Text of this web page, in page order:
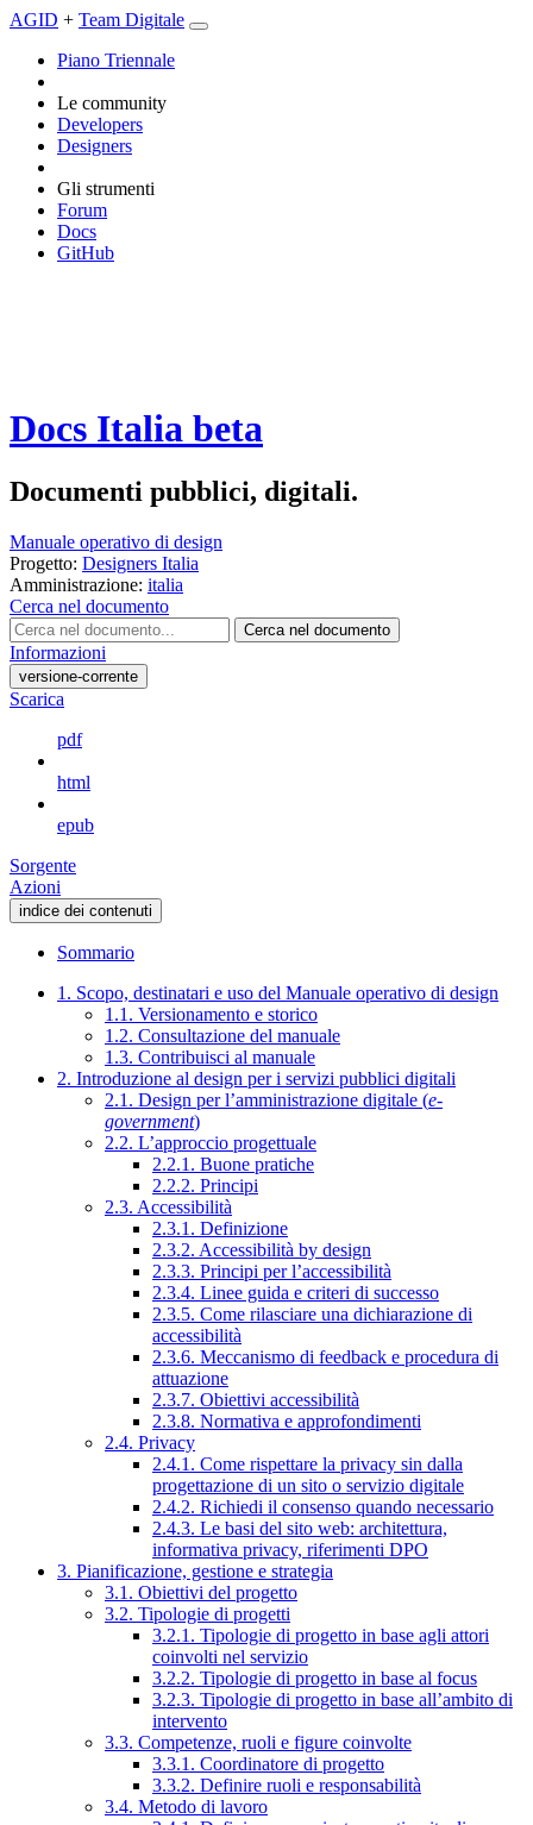
AGID + Team Digitale
Piano Triennale
Le community
Developers
Designers
Gli strumenti
Forum
Docs
GitHub
Docs Italia beta
Documenti pubblici, digitali.
Manuale operativo di design
Progetto: Designers Italia
Amministrazione: italia
Cerca nel documento
Cerca nel documento
Informazioni
versione-corrente
Scarica
pdf
html
epub
Sorgente
Azioni
indice dei contenuti
Sommario
1. Scopo, destinatari e uso del Manuale operativo di design
1.1. Versionamento e storico
1.2. Consultazione del manuale
1.3. Contribuisci al manuale
2. Introduzione al design per i servizi pubblici digitali
2.1. Design per l’amministrazione digitale (e-
government)
2.2. L’approccio progettuale
2.2.1. Buone pratiche
2.2.2. Principi
2.3. Accessibilità
2.3.1. Definizione
2.3.2. Accessibilità by design
2.3.3. Principi per l’accessibilità
2.3.4. Linee guida e criteri di successo
2.3.5. Come rilasciare una dichiarazione di
accessibilità
2.3.6. Meccanismo di feedback e procedura di
attuazione
2.3.7. Obiettivi accessibilità
2.3.8. Normativa e approfondimenti
2.4. Privacy
2.4.1. Come rispettare la privacy sin dalla
progettazione di un sito o servizio digitale
2.4.2. Richiedi il consenso quando necessario
2.4.3. Le basi del sito web: architettura,
informativa privacy, riferimenti DPO
3. Pianificazione, gestione e strategia
3.1. Obiettivi del progetto
3.2. Tipologie di progetti
3.2.1. Tipologie di progetto in base agli attori
coinvolti nel servizio
3.2.2. Tipologie di progetto in base al focus
3.2.3. Tipologie di progetto in base all’ambito di
intervento
3.3. Competenze, ruoli e figure coinvolte
3.3.1. Coordinatore di progetto
3.3.2. Definire ruoli e responsabilità
3.4. Metodo di lavoro